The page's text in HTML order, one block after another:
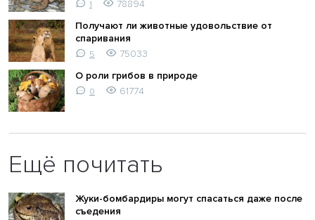
1
78894
Получают ли животные удовольствие от
спаривания
5
75033
О роли грибов в природе
0 61774
Ещё почитать
Жуки-бомбардиры могут спасаться даже после
съедения